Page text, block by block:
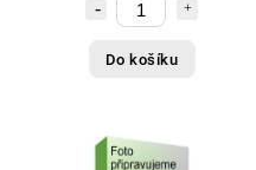
Do košíku